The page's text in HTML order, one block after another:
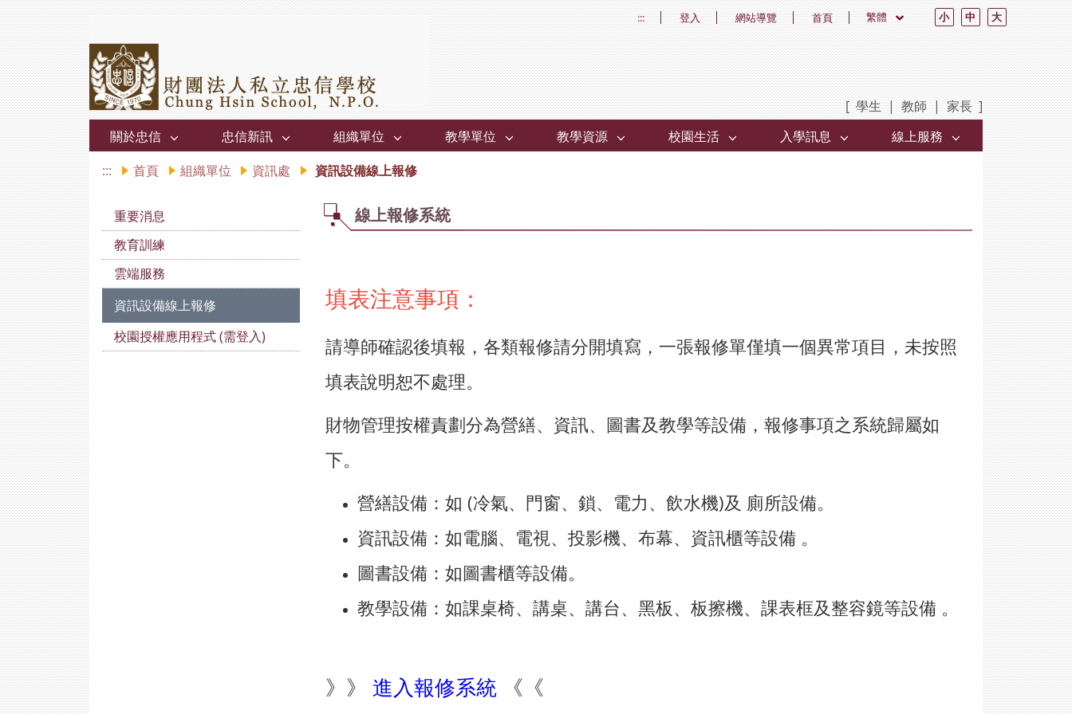
::: 登入 網站導覽 首頁 繁體 小 中 大
[ 學生 | 教師 | 家長 ]
關於忠信
忠信新訊 組織單位 教學單位 教學資源 校園生活 入學訊息
線上服務
:::
首頁 組織單位 資訊處 資訊設備線上報修
重要消息
教育訓練
雲端服務
資訊設備線上報修
校園授權應用程式 (需登入)
線上報修系統
填表注意事項：
請導師確認後填報，各類報修請分開填寫，一張報修單僅填一個異常項目，未按照
填表說明恕不處理。
財物管理按權責劃分為營繕、資訊、圖書及教學等設備，報修事項之系統歸屬如
下。
營繕設備：如 (冷氣、門窗、鎖、電力、飲水機)及 廁所設備。
資訊設備：如電腦、電視、投影機、布幕、資訊櫃等設備 。
圖書設備：如圖書櫃等設備。
教學設備：如課桌椅、講桌、講台、黑板、板擦機、課表框及整容鏡等設備 。
》》 進入報修系統 《《